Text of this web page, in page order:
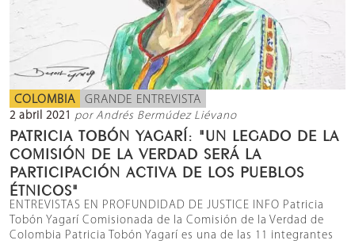
COLOMBIA GRANDE ENTREVISTA
2 abril 2021 por Andrés Bermúdez Liévano
PATRICIA TOBÓN YAGARÍ: "UN LEGADO DE LA
COMISIÓN DE LA VERDAD SERÁ LA
PARTICIPACIÓN ACTIVA DE LOS PUEBLOS
ÉTNICOS"
ENTREVISTAS EN PROFUNDIDAD DE JUSTICE INFO Patricia
Tobón Yagarí Comisionada de la Comisión de la Verdad de
Colombia Patricia Tobón Yagarí es una de las 11 integrantes